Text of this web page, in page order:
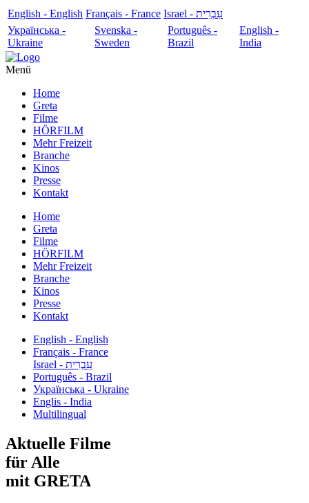
English - English Français - France
עִבְרִית - Israel
Українська -
Ukraine
Svenska -
Sweden
Português -
Brazil
English -
India
Menü
Home
Greta
Filme
HÖRFILM
Mehr Freizeit
Branche
Kinos
Presse
Kontakt
Home
Greta
Filme
HÖRFILM
Mehr Freizeit
Branche
Kinos
Presse
Kontakt
English - English
Français - France
עִבְרִית - Israel
Português - Brazil
Українська - Ukraine
Englis - India
Multilingual
Aktuelle Filme
für Alle
mit GRETA